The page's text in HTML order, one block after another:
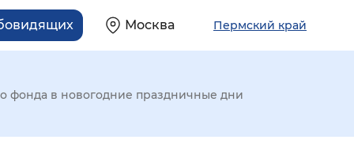
Москва Пермский край
фонда в новогодние праздничные дни